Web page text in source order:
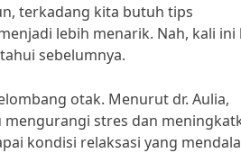
terkadang kita butuh tips
lebih menarik. Nah, kali ini
sebelumnya.
otak. Menurut dr. Aulia,
stres dan
kondisi relaksasi yang